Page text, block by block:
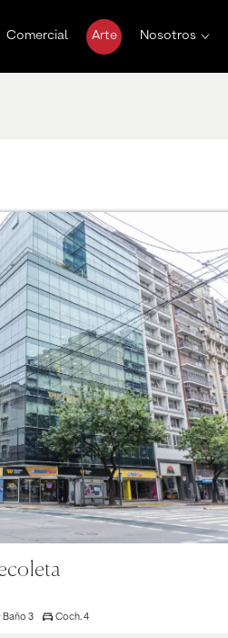
Comercial Arte Nosotros
Baño 3 Coch. 4